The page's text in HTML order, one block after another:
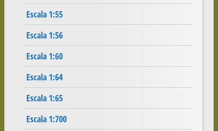
Escala 1:55
Escala 1:56
Escala 1:60
Escala 1:64
Escala 1:65
Escala 1:700